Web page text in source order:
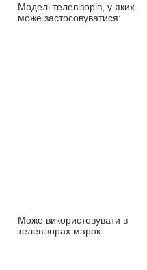
Моделі телевізорів, у яких
може застосовуватися:
Може використовувати в
телевізорах марок: